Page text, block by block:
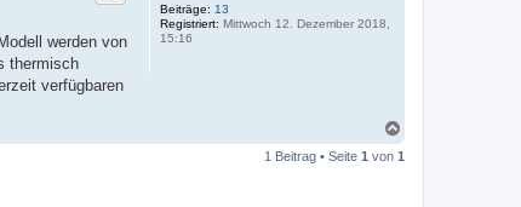
Beiträge: 13
Registriert: Mittwoch 12. Dezember 2018,
15:16
werden von
thermisch
verfügbaren
c
1 Beitrag • Seite 1 von 1